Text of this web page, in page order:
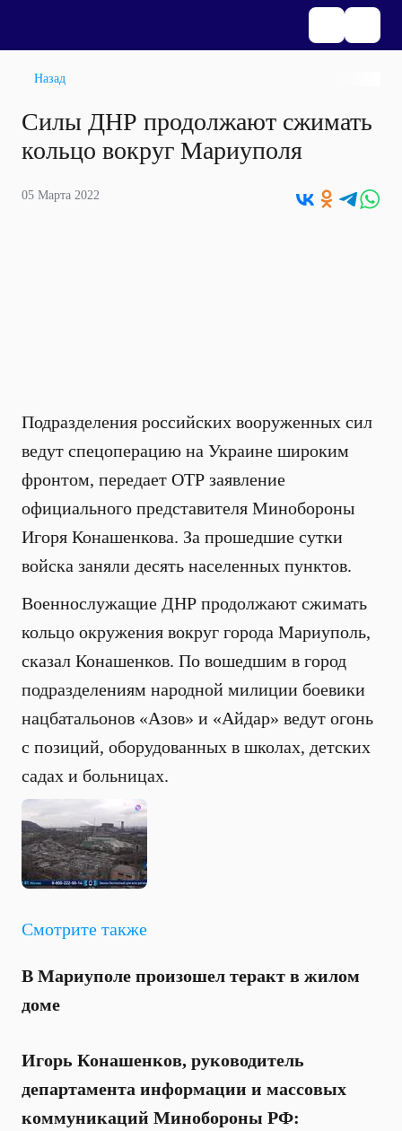
Назад
Силы ДНР продолжают сжимать
кольцо вокруг Мариуполя
05 Марта 2022
Подразделения российских вооруженных сил
ведут спецоперацию на Украине широким
фронтом, передает ОТР заявление
официального представителя Минобороны
Игоря Конашенкова. За прошедшие сутки
войска заняли десять населенных пунктов.
Военнослужащие ДНР продолжают сжимать
кольцо окружения вокруг города Мариуполь,
сказал Конашенков. По вошедшим в город
подразделениям народной милиции боевики
нацбатальонов «Азов» и «Айдар» ведут огонь
с позиций, оборудованных в школах, детских
садах и больницах.
Смотрите также
В Мариуполе произошел теракт в жилом
доме
Игорь Конашенков, руководитель
департамента информации и массовых
коммуникаций Минобороны РФ: